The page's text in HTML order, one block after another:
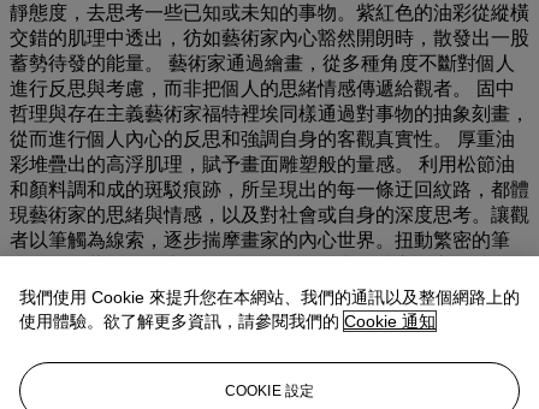
靜態度，去思考一些已知或未知的事物。紫紅色的油彩從縱橫
交錯的肌理中透出，彷如藝術家內心豁然開朗時，散發出一股
蓄勢待發的能量。 藝術家通過繪畫，從多種角度不斷對個人
進行反思與考慮，而非把個人的思緒情感傳遞給觀者。 固中
哲理與存在主義藝術家福特裡埃同樣通過對事物的抽象刻畫，
從而進行個人內心的反思和強調自身的客觀真實性。 厚重油
彩堆疊出的高浮肌理，賦予畫面雕塑般的量感。 利用松節油
和顏料調和成的斑駁痕跡，所呈現出的每一條迂回紋路，都體
現藝術家的思緒與情感，以及對社會或自身的深度思考。讓觀
者以筆觸為線索，逐步揣摩畫家的內心世界。扭動繁密的筆
理，猶如人在冥想過程中，因思考過度而暴發的青筋，或因千
頭萬緒而無從宣洩的渾沌。 此自畫像系列中所呈現的不同姿
方藝術差異之過程中，從敬仰、到思考，最終茅塞頓開的珍貴
心路歷程。 亦啟發藝術家日後創作《石頭》、《綠狗》等標
我們使用 Cookie 來提升您在本網站、我們的通訊以及整個網路上的
使用體驗。欲了解更多資訊，請參閱我們的 Cookie 通知
COOKIE 設定